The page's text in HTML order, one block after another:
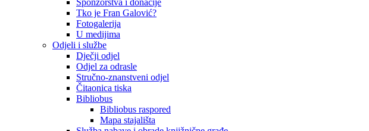
Tko je Fran Galović?
Fotogalerija
U medijima
Odjeli i službe
Dječji odjel
Odjel za odrasle
Stručno-znanstveni odjel
Čitaonica tiska
Bibliobus
Bibliobus raspored
Mapa stajališta